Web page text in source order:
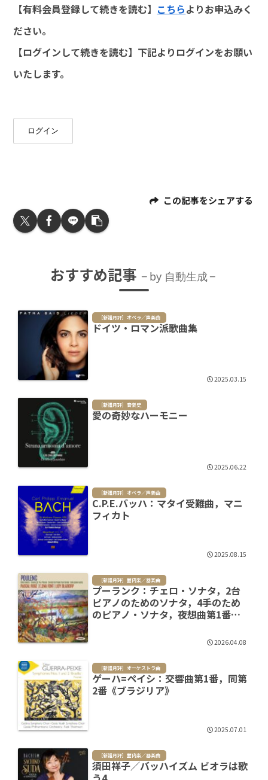
【有料会員登録して続きを読む】 こちらよりお申込みく
ださい。
【ログインして続きを読む】下記よりログインをお願い
いたします。
ログイン
この記事をシェアする
おすすめ記事 by 自動生成
［新譜月評］オペラ／声楽曲
ドイツ・ロマン派歌曲集
2025.03.15
［新譜月評］音楽史
愛の奇妙なハーモニー
2025.06.22
［新譜月評］オペラ／声楽曲
C.P.E.バッハ：マタイ受難曲，マニ
フィカト
2025.08.15
［新譜月評］室内楽／器楽曲
プーランク：チェロ・ソナタ，2台
ピアノのためのソナタ，4手のため
のピアノ・ソナタ，夜想曲第1番，
2026.04.08
［新譜月評］オーケストラ曲
ゲーハ=ペイシ：交響曲第1番，同第
2番《ブラジリア》
2025.07.01
［新譜月評］室内楽／器楽曲
須田祥子／バッハイズム ビオラは歌